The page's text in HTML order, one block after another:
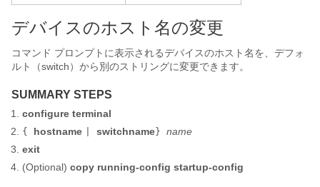
デバイスのホスト名の変更
コマンド プロンプトに表示されるデバイスのホスト名を、デフォ
ルト（switch）から別のストリングに変更できます。
SUMMARY STEPS
configure terminal
{ hostname switchname } name
exit
(Optional) copy running-config startup-config